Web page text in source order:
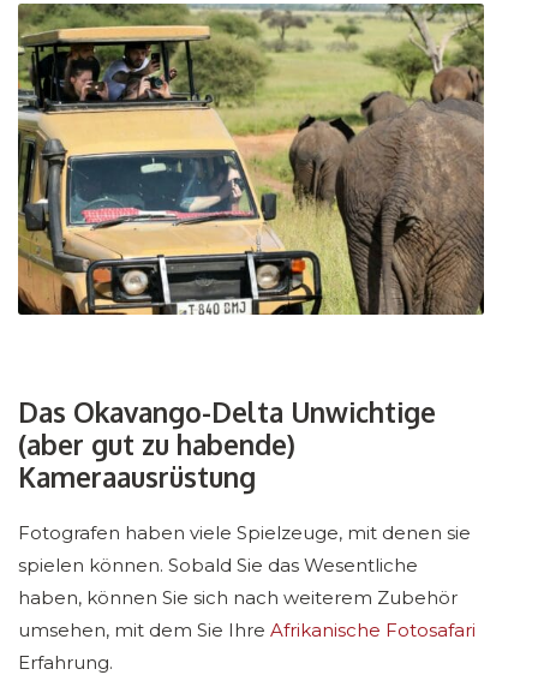
Das Okavango-Delta Unwichtige
(aber gut zu habende)
Kameraausrüstung
Fotografen haben viele Spielzeuge, mit denen sie
spielen können. Sobald Sie das Wesentliche
haben, können Sie sich nach weiterem Zubehör
umsehen, mit dem Sie Ihre Afrikanische Fotosafari
Erfahrung.